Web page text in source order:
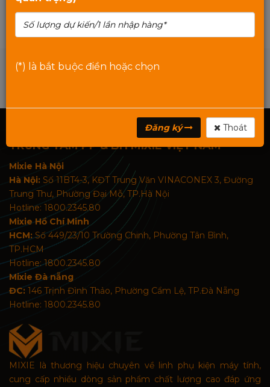
TRUNG TÂM PP & BH MIXIE VIỆT NAM
Mixie Hà Nội
Hà Nội: Số 11BT4-3, KĐT Trung Văn VINACONEX 3, Đường
Trung Thư, Phường Đại Mỗ, TP.Hà Nội
Hotline: 1800.2345.80
Mixie Hồ Chí Minh
HCM:Số 449/23/10 Trường Chinh, Phường Tân Bình,
TP.HCM
Hotline: 1800.2345.80
Mixie Đà nẵng
ĐC: 146 Trịnh Đình Thảo, Phường Cẩm Lệ, TP.Đà Nẵng
Hotline: 1800.2345.80
MIXIE là thương hiệu chuyên về linh phụ kiện máy tính,
cung cấp nhiều dòng sản phẩm chất lượng cao đáp ứng
(*) là bắt buộc điền hoặc chọn
Đăng ký Thoát